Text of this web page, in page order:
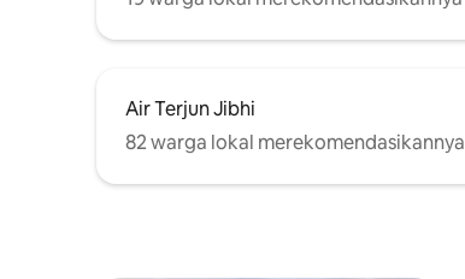
Air Terjun Jibhi
82 warga lokal merekomendasikannya